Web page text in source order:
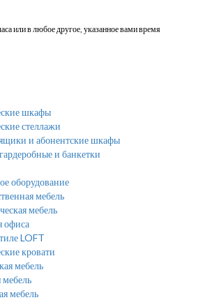
или в любое другое, указанное вами время
шкафы
стеллажи
и абонентские шкафы
и банкетки
оборудование
мебель
мебель
офиса
LOFT
кровати
мебель
мебель